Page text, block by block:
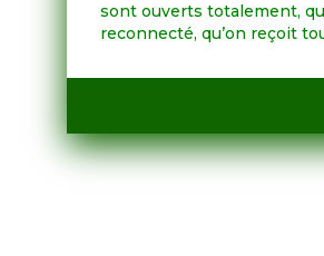
sont ouverts totalement,
reconnecté, qu’on reçoit